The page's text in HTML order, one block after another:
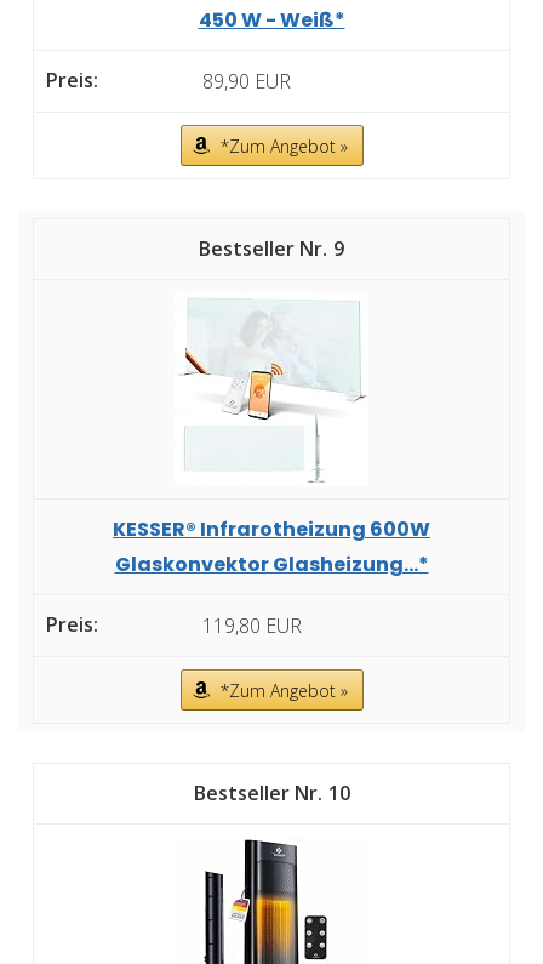
450 W - Weiß*
89,90 EUR
*Zum Angebot »
9
KESSER® Infrarotheizung 600W
Glaskonvektor Glasheizung...*
119,80 EUR
*Zum Angebot »
10